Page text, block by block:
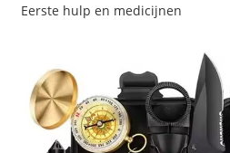
Eerste hulp en medicijnen